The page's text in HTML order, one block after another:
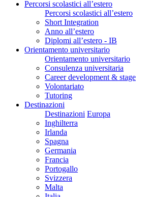
Percorsi scolastici all’estero
Percorsi scolastici all’estero
Short Integration
Anno all’estero
Diplomi all’estero - IB
Orientamento universitario
Orientamento universitario
Consulenza universitaria
Career development & stage
Volontariato
Tutoring
Destinazioni
Destinazioni Europa
Inghilterra
Irlanda
Spagna
Germania
Francia
Portogallo
Svizzera
Malta